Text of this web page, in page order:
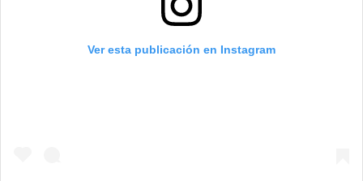
Ver esta publicación en Instagram